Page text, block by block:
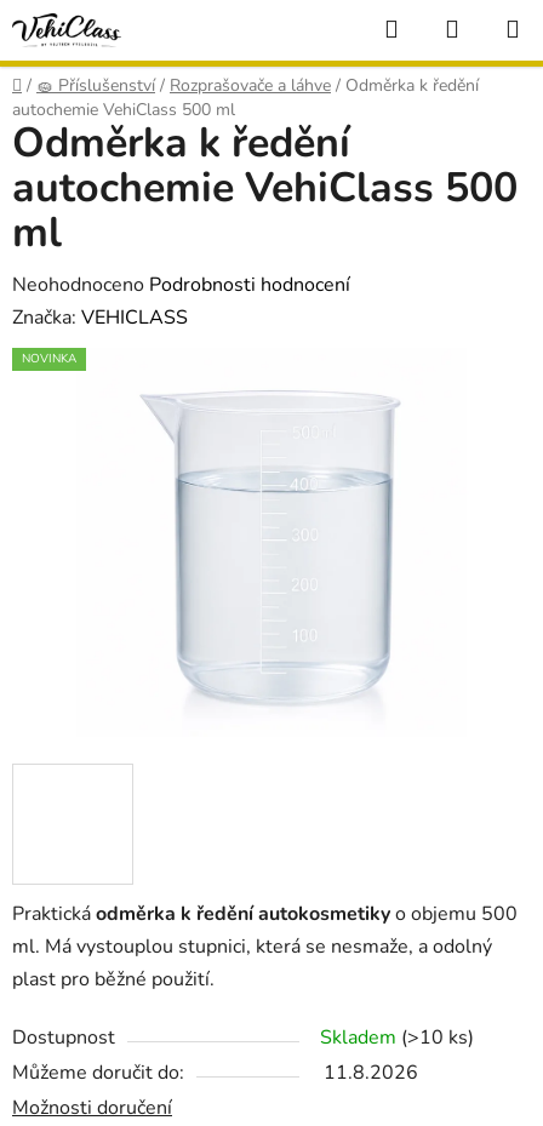
Přejít
obsah
Hledat
KOŠÍK
Domů
/ 🧽 Příslušenství / Rozprašovače a láhve / Odměrka k ředění
autochemie VehiClass 500 ml
Praktickáodměrka k ředění autokosmetikyo objemu 500
ml. Má vystouplou stupnici, která se nesmaže, a odolný
plast pro běžné použití.
Dostupnost Skladem (>10 ks)
Můžeme doručit do:
11.8.2026
Možnosti doručení
Odměrka k ředění
autochemie VehiClass 500
ml
Průměrné
hodnocení
produktu
Neohodnoceno Podrobnosti hodnocení
Značka: VEHICLASS
NOVINKA